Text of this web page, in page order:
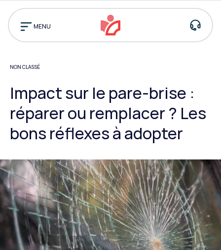
Pourquoi
nous
choisir ?
centre
MENU
NON CLASSÉ
Impact sur le pare-brise :
réparer ou remplacer ? Les
bons réflexes à adopter